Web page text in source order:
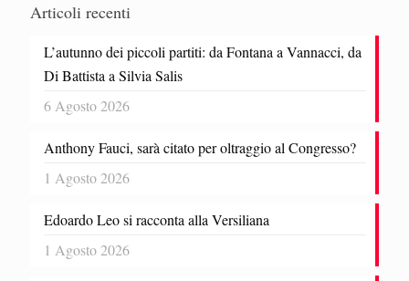
Articoli recenti
L’autunno dei piccoli partiti: da Fontana a Vannacci, da
Di Battista a Silvia Salis
6 Agosto 2026
Anthony Fauci, sarà citato per oltraggio al Congresso?
1 Agosto 2026
Edoardo Leo si racconta alla Versiliana
1 Agosto 2026